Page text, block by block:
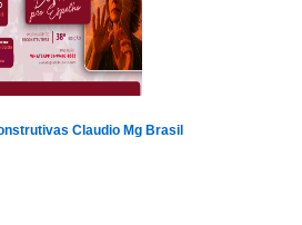
Claudio Mg Brasil